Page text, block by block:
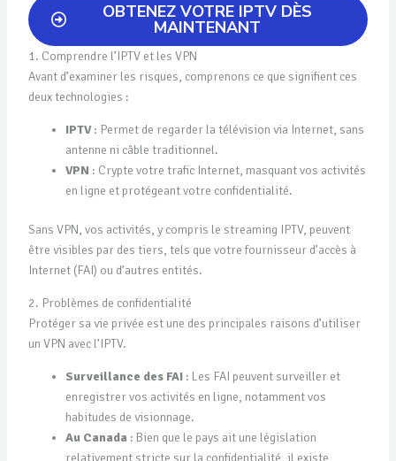
OBTENEZ VOTRE IPTV DÈS
MAINTENANT
1. Comprendre l’IPTV et les VPN
Avant d’examiner les risques, comprenons ce que signifient ces
deux technologies :
IPTV: Permet de regarder la télévision via Internet, sans
antenne ni câble traditionnel.
VPN : Crypte votre trafic Internet, masquant vos activités
en ligne et protégeant votre confidentialité.
Sans VPN, vos activités, y compris le streaming IPTV, peuvent
être visibles par des tiers, tels que votre fournisseur d’accès à
Internet (FAI) ou d’autres entités.
2. Problèmes de confidentialité
Protéger sa vie privée est une des principales raisons d’utiliser
un VPN avec l’IPTV.
Surveillance des FAI: Les FAI peuvent surveiller et
enregistrer vos activités en ligne, notamment vos
habitudes de visionnage.
Au Canada : Bien que le pays ait une législation
relativement stricte sur la confidentialité, il existe